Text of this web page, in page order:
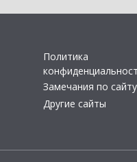
Политика
Замечания по сайту
Другие сайты